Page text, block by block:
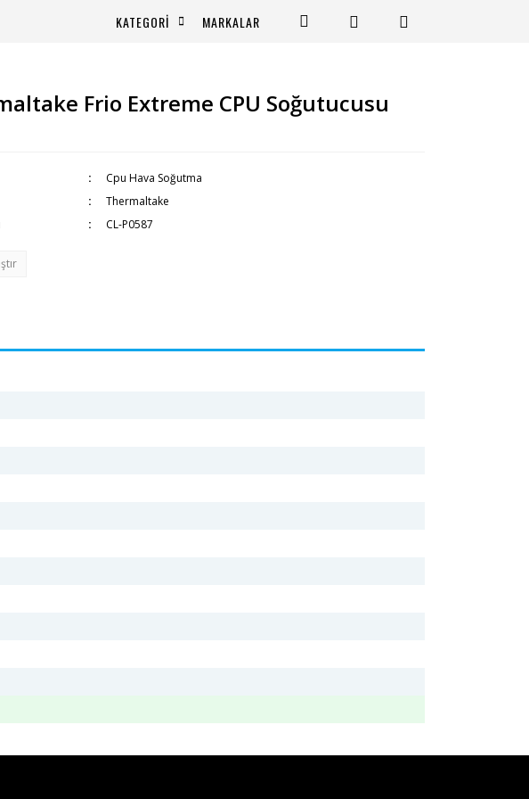
KATEGORİ MARKALAR
Frio Extreme CPU Soğutucusu
Cpu Hava Soğutma
Thermaltake
CL-P0587